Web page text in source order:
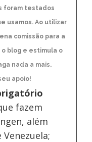
foram testados
usamos. Ao utilizar
comissão para a
blog e estimula o
nada a mais.
apoio!
fazem
além